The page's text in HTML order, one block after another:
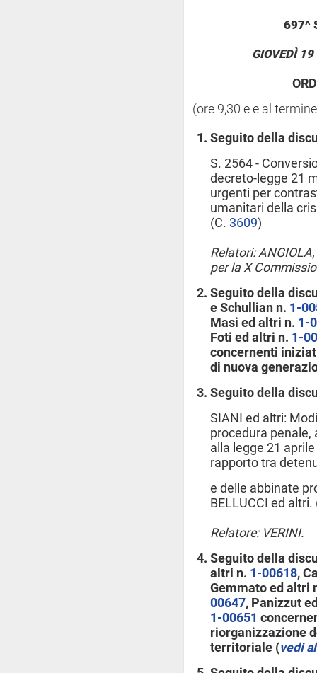
697^
GIOVEDÌ
(ore 9,30 e e al
Seguito della
S. 2564 -
decreto-legge 21
urgenti per
umanitari della
(C. 3609​)
Relatori:
per la X
Seguito della
e Schullian n. 1-
Masi ed altri n. 1-
Foti ed altri n. 1-
concernenti
di nuova
Seguito della
SIANI ed altri:
procedura penale,
alla legge 21
rapporto tra
e delle abbinate
BELLUCCI ed
Relatore: VERINI.
Seguito della
altri n. 1-00618,
Gemmato ed altri
00647, Panizzut
1-00651
riorganizzazione
territoriale (vedi